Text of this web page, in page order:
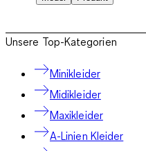
Unsere Top-Kategorien
Minikleider
Midikleider
Maxikleider
A-Linien Kleider